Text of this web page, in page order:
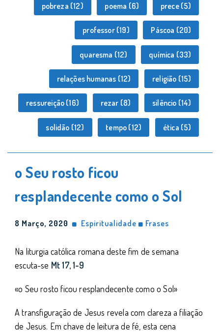
pobreza (12) poema (6) prece(5)
professor(19) Páscoa (20)
quaresma (12) química (33)
relações humanas (12) religião (15)
ressureição (16) rezar (8) silêncio (14)
solidão (12) tempo (12) ética (5)
o Seu rosto ficou
resplandecente como o Sol
8 Março, 2020 Espiritualidade Frases
Na liturgia católica romana deste fim de semana
escuta-se Mt 17, 1-9
«o Seu rosto ficou resplandecente como o Sol»
A transfiguração de Jesus revela com clareza a filiação
de Jesus. Em chave de leitura de fé, esta cena